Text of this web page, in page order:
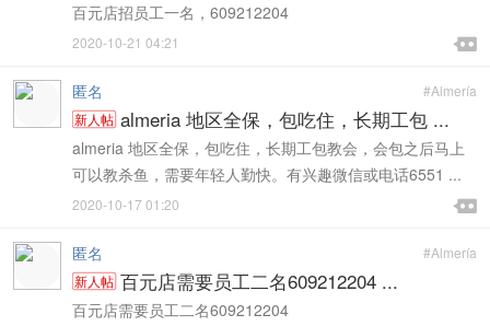
百元店招员工一名，609212204

2020-10-21 04:21 
#Almería
匿名
新人帖 almeria 地区全保，包吃住，长期工包 ...
almeria 地区全保，包吃住，长期工包教会，会包之后马上
可以教杀鱼，需要年轻人勤快。有兴趣微信或电话6551 ...

2020-10-17 01:20 
#Almería
匿名
新人帖 百元店需要员工二名609212204 ...
百元店需要员工二名609212204